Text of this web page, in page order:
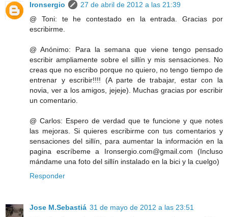
Ironsergio
27 de abril de 2012 a las 21:39
@ Toni: te he contestado en la entrada. Gracias por
escribirme.
@ Anónimo: Para la semana que viene tengo pensado
escribir ampliamente sobre el sillín y mis sensaciones. No
creas que no escribo porque no quiero, no tengo tiempo de
entrenar y escribir!!!! (A parte de trabajar, estar con la
novia, ver a los amigos, jejeje). Muchas gracias por escribir
un comentario.
@ Carlos: Espero de verdad que te funcione y que notes
las mejoras. Si quieres escribirme con tus comentarios y
sensaciones del sillín, para aumentar la información en la
pagina escríbeme a Ironsergio.com@gmail.com (Incluso
mándame una foto del sillín instalado en la bici y la cuelgo)
Responder
Jose M.Sebastiá 31 de mayo de 2012 a las 23:51